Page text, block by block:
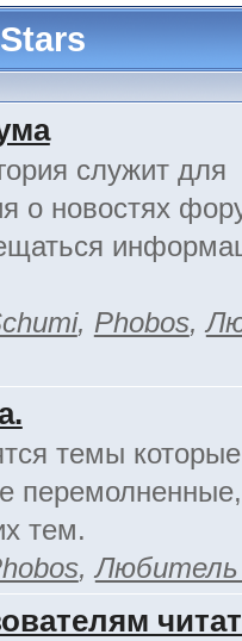
служит для
о новостях
, Phobos,
темы
тем.
,Любитель